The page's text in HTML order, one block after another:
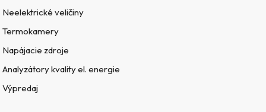
Neelektrické veličiny
Termokamery
Napájacie zdroje
Analyzátory kvality el. energie
Výpredaj